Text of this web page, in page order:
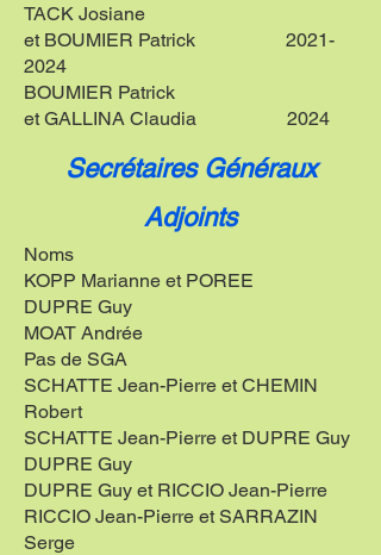
TACK Josiane
et BOUMIER Patrick 2021-
2024
BOUMIER Patrick
et GALLINA Claudia 2024
Secrétaires Généraux
Adjoints
Noms
KOPP Marianne et POREE
DUPRE Guy
MOAT Andrée
Pas de SGA
SCHATTE Jean-Pierre et CHEMIN
Robert
SCHATTE Jean-Pierre et DUPRE Guy
DUPRE Guy
DUPRE Guy et RICCIO Jean-Pierre
RICCIO Jean-Pierre et SARRAZIN
Serge